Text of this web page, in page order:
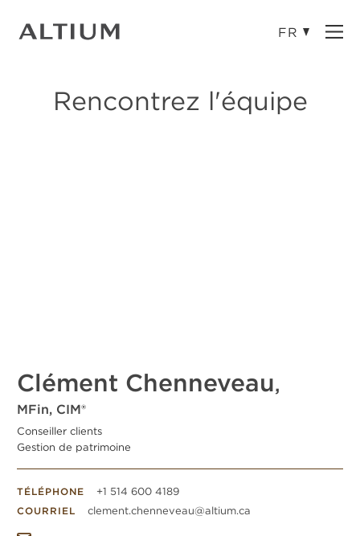
Rencontrez l'équipe
Clément Chenneveau,
MFin, CIM®
Conseiller clients
Gestion de patrimoine
TÉLÉPHONE +1 514 600 4189
COURRIEL clement.chenneveau@altium.ca